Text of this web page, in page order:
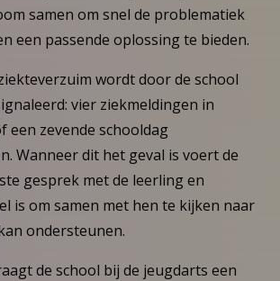
samen om snel de problematiek
een passende oplossing te bieden.
wordt door de school
vier ziekmeldingen in
een zevende schooldag
Wanneer dit het geval is voert de
gesprek met de leerling en
is om samen met hen te kijken naar
ondersteunen.
de school bij de jeugdarts een